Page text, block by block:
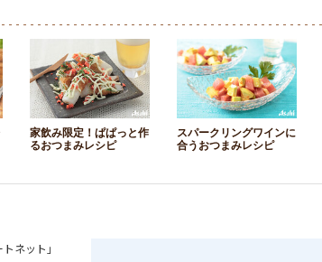
家飲み限定！ぱぱっと作
るおつまみレシピ
スパークリングワインに
合うおつまみレシピ
ネット」